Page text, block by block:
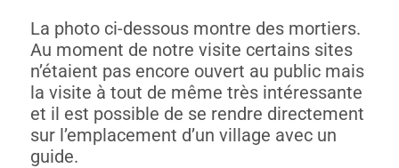
La photo ci-dessous montre des mortiers.
Au moment de notre visite certains sites
n’étaient pas encore ouvert au public mais
la visite à tout de même très intéressante
et il est possible de se rendre directement
sur l’emplacement d’un village avec un
guide.